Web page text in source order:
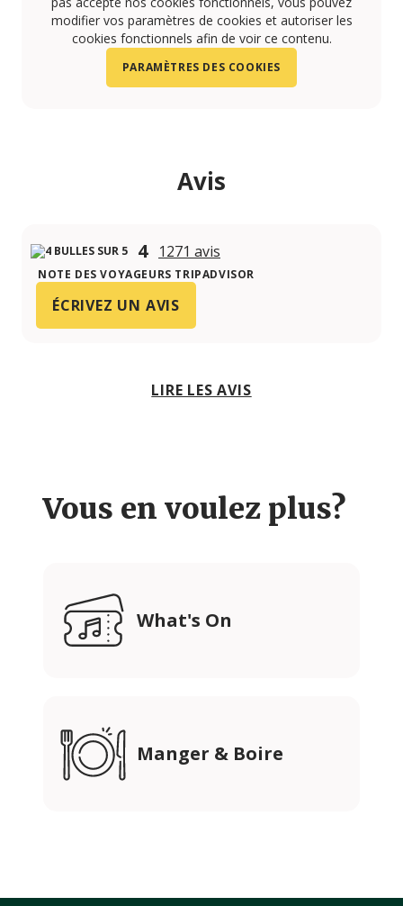
modifier vos paramètres de cookies et autoriser les
cookies fonctionnels afin de voir ce contenu.
PARAMÈTRES DES COOKIES
Avis
4 1271 avis
NOTE DES VOYAGEURS TRIPADVISOR
ÉCRIVEZ UN AVIS
LIRE LES AVIS
Vous en voulez plus?
What's On
Manger & Boire